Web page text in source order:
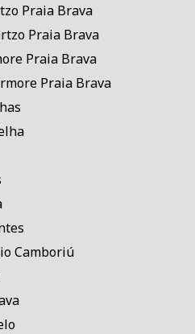
Praia Brava
Praia Brava
Praia Brava
Praia Brava
Camboriú